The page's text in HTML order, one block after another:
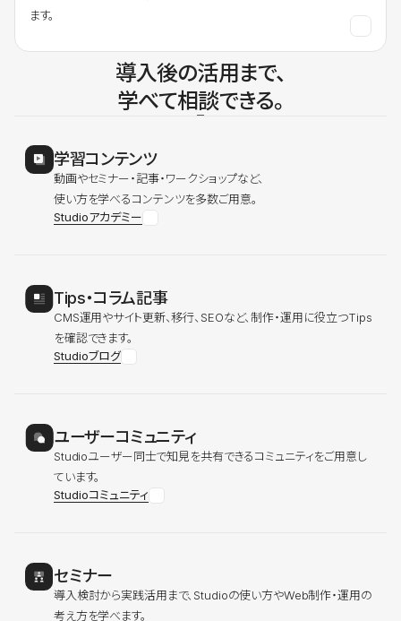
ます。
導入後の活用まで、
学べて相談できる。
学習コンテンツ
動画やセミナー・記事・ワークショップなど、
使い方を学べるコンテンツを多数ご用意。
Studioアカデミー
Tips・コラム記事
CMS運用やサイト更新、移行、SEOなど、制作・運用に役立つTips
を確認できます。
Studioブログ
ユーザーコミュニティ
Studioユーザー同士で知見を共有できるコミュニティをご用意し
ています。
Studioコミュニティ
セミナー
導入検討から実践活用まで、Studioの使い方やWeb制作・運用の
考え方を学べます。